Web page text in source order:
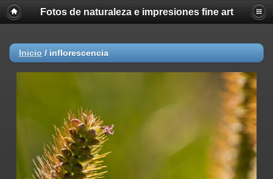
Fotos de naturaleza e impresiones fine art
Inicio / inflorescencia